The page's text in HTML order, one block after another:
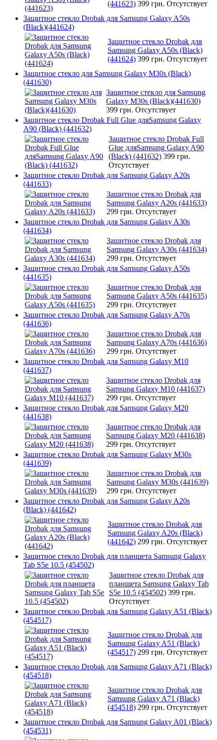
(441623) 399 грн. Отсутствует
Защитное стекло Drobak для Samsung Galaxy A50s
(Black)(441624)
Защитное стекло Drobak для
Samsung Galaxy A50s (Black)
(441624) 399 грн. Отсутствует
Защитное стекло для Samsung Galaxy M30s (Black)
(441630)
Защитное стекло для Samsung
Galaxy M30s (Black)(441630)
399 грн. Отсутствует
Защитное стекло Drobak Full Glue дляSamsung Galaxy
A90 (Black) (441632)
Защитное стекло Drobak Full
Glue дляSamsung Galaxy A90
(Black) (441632) 399 грн.
Отсутствует
Защитное стекло Drobak для Samsung Galaxy A20s
(441633)
Защитное стекло Drobak для
Samsung Galaxy A20s (441633)
299 грн. Отсутствует
Защитное стекло Drobak для Samsung Galaxy A30s
(441634)
Защитное стекло Drobak для
Samsung Galaxy A30s (441634)
299 грн. Отсутствует
Защитное стекло Drobak для Samsung Galaxy A50s
(441635)
Защитное стекло Drobak для
Samsung Galaxy A50s (441635)
299 грн. Отсутствует
Защитное стекло Drobak для Samsung Galaxy A70s
(441636)
Защитное стекло Drobak для
Samsung Galaxy A70s (441636)
299 грн. Отсутствует
Защитное стекло Drobak для Samsung Galaxy M10
(441637)
Защитное стекло Drobak для
Samsung Galaxy M10 (441637)
299 грн. Отсутствует
Защитное стекло Drobak для Samsung Galaxy M20
(441638)
Защитное стекло Drobak для
Samsung Galaxy M20 (441638)
299 грн. Отсутствует
Защитное стекло Drobak для Samsung Galaxy M30s
(441639)
Защитное стекло Drobak для
Samsung Galaxy M30s (441639)
299 грн. Отсутствует
Защитное стекло Drobak для Samsung Galaxy A20s
(Black) (441642)
Защитное стекло Drobak для
Samsung Galaxy A20s (Black)
(441642) 299 грн. Отсутствует
Защитное стекло Drobak для планшета Samsung Galaxy
Tab S5e 10.5 (454502)
Защитное стекло Drobak для
планшета Samsung Galaxy Tab
S5e 10.5 (454502) 399 грн.
Отсутствует
Защитное стекло Drobak для Samsung Galaxy A51 (Black)
(454517)
Защитное стекло Drobak для
Samsung Galaxy A51 (Black)
(454517) 299 грн. Отсутствует
Защитное стекло Drobak для Samsung Galaxy A71 (Black)
(454518)
Защитное стекло Drobak для
Samsung Galaxy A71 (Black)
(454518) 299 грн. Отсутствует
Защитное стекло Drobak для Samsung Galaxy A01 (Black)
(454531)